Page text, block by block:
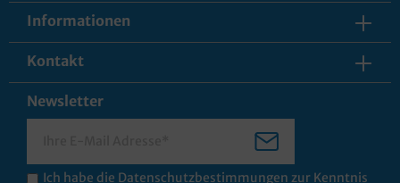
Informationen
Kontakt
Newsletter
Ich habe die Datenschutzbestimmungen zur Kenntnis